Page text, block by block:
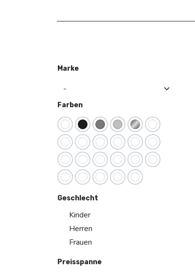
Marke
Farben
Geschlecht
Kinder
Herren
Frauen
Preisspanne